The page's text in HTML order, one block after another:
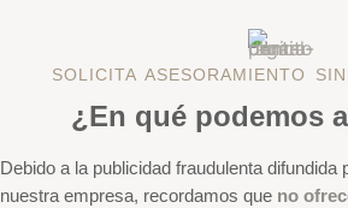
SOLICITA ASESORAMIENTO
¿En qué podemos
Debido a la publicidad fraudulenta difundida
nuestra empresa, recordamos que no